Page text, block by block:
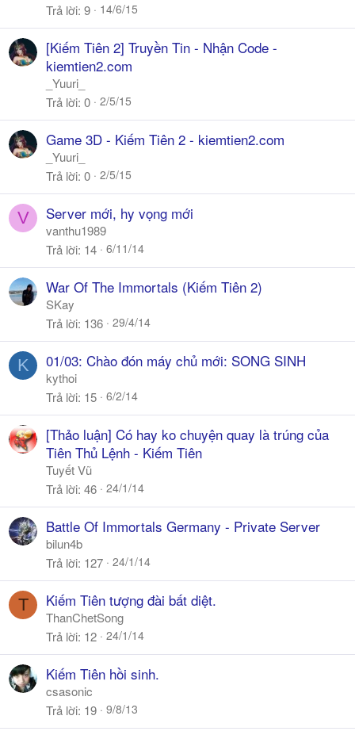
Trả lời 9 14/6/15
[Kiếm Tiên 2] Truyền Tin - Nhận Code -
kiemtien2.com
_Yuuri_
Trả lời 0 2/5/15
Game 3D - Kiếm Tiên 2 - kiemtien2.com
_Yuuri_
Trả lời 0 2/5/15
V Server mới, hy vọng mới
vanthu1989
Trả lời 14 6/11/14
War Of The Immortals (Kiếm Tiên 2)
SKay
Trả lời 136 29/4/14
K 01/03: Chào đón máy chủ mới: SONG SINH
kythoi
Trả lời 15 6/2/14
[Thảo luận] Có hay ko chuyện quay là trúng của
Tiên Thủ Lệnh - Kiếm Tiên
Tuyết Vũ
Trả lời 46 24/1/14
Battle Of Immortals Germany - Private Server
bilun4b
Trả lời 127 24/1/14
T Kiếm Tiên tượng đài bất diệt.
ThanChetSong
Trả lời 12 24/1/14
Kiếm Tiên hồi sinh.
csasonic
Trả lời 19 9/8/13